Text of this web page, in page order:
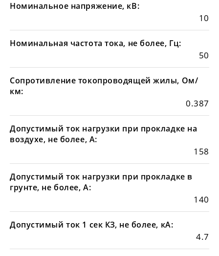
Номинальное напряжение, кВ:
10
Номинальная частота тока, не более, Гц:
50
Сопротивление токопроводящей жилы, Ом/
км:
0.387
Допустимый ток нагрузки при прокладке на
воздухе, не более, А:
158
Допустимый ток нагрузки при прокладке в
грунте, не более, А:
140
Допустимый ток 1 сек КЗ, не более, кА:
4.7